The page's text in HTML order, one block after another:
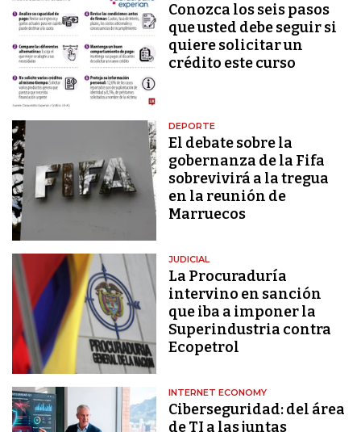
Conozca los seis pasos
que usted debe seguir si
quiere solicitar un
crédito este curso
DEPORTE
El debate sobre la
gobernanza de la Fifa
sobrevivirá a la tregua
en la reunión de
Marruecos
JUDICIAL
La Procuraduría
intervino en sanción
que iba a imponer la
Superindustria contra
Ecopetrol
INTERNET ECONOMY
Ciberseguridad: del área
de TI a las juntas